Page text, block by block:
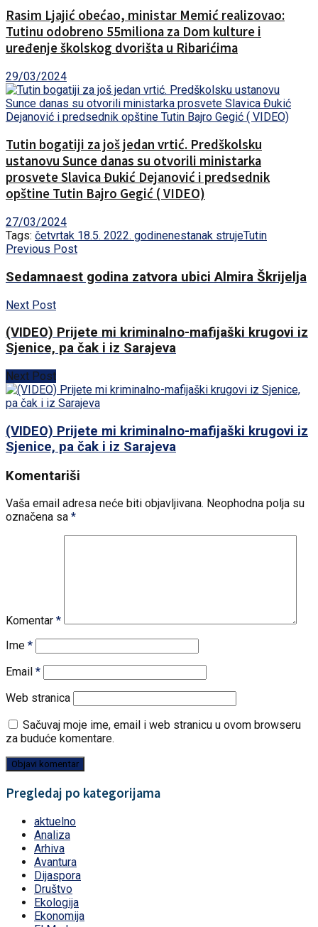
Rasim Ljajić obećao, ministar Memić realizovao:
Tutinu odobreno 55miliona za Dom kulture i
uređenje školskog dvorišta u Ribarićima
29/03/2024
Tutin bogatiji za još jedan vrtić. Predškolsku
ustanovu Sunce danas su otvorili ministarka
prosvete Slavica Đukić Dejanović i predsednik
opštine Tutin Bajro Gegić ( VIDEO)
27/03/2024
Tags: četvrtak 18.5. 2022. godinenestanak strujeTutin
Previous Post
Sedamnaest godina zatvora ubici Almira Škrijelja
Next Post
(VIDEO) Prijete mi kriminalno-mafijaški krugovi iz
Sjenice, pa čak i iz Sarajeva
Next Post
(VIDEO) Prijete mi kriminalno-mafijaški krugovi iz
Sjenice, pa čak i iz Sarajeva
Komentariši
Vaša email adresa neće biti objavljivana. Neophodna polja su
označena sa *
Komentar *
Ime *
Email *
Web stranica
Sačuvaj moje ime, email i web stranicu u ovom browseru
za buduće komentare.
Pregledaj po kategorijama
aktuelno
Analiza
Arhiva
Avantura
Dijaspora
Društvo
Ekologija
Ekonomija